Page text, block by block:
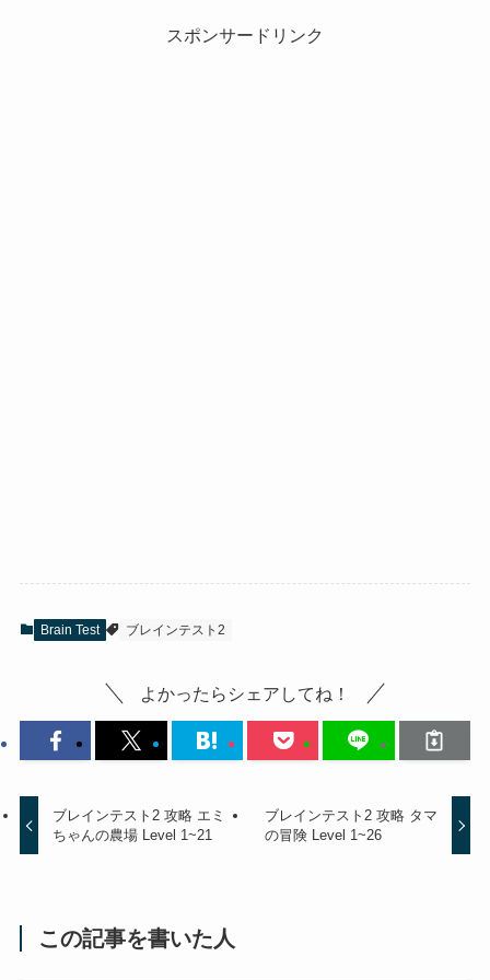
スポンサードリンク
Brain Test ブレインテスト2
よかったらシェアしてね！
ブレインテスト2 攻略 エミ
ちゃんの農場 Level 1~21
ブレインテスト2 攻略 タマ
の冒険 Level 1~26
この記事を書いた人